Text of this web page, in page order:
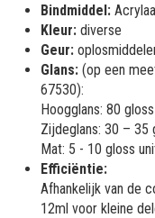
Bindmiddel:
Kleur: diverse
Geur:
Glans: (op een
67530):
Hoogglans: 80
Zijdeglans: 30 – 35
Mat: 5 - 10 gloss
Efficiëntie:
Afhankelijk van de
12ml voor kleine